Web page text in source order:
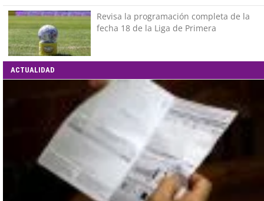
Revisa la programación completa de la
fecha 18 de la Liga de Primera
ACTUALIDAD